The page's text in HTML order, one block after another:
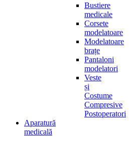
Bustiere
medicale
Corsete
modelatoare
Modelatoare
brațe
Pantaloni
modelatori
Veste
și
Costume
Compresive
Postoperatori
Aparatură
medicală